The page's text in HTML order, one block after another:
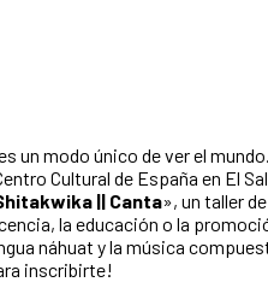
un modo único de ver el
Cultural de España en El
|| Canta», un taller
la educación o la
náhuat y la música
inscribirte!